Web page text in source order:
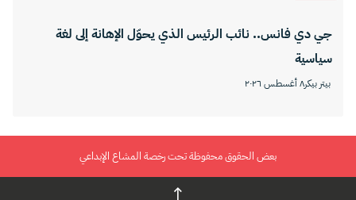
جي دي فانس.. نائب الرئيس الذي يحوّل الإهانة إلى لغة
سياسية
بيتر بيكر٨ أغسطس ٢٠٢٦
بعض الحقوق محفوظة تحت رخصة المشاع الإبداعي